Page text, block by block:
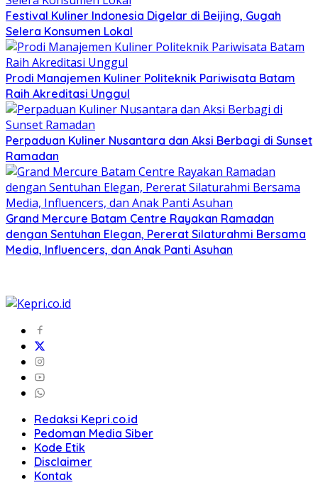
Festival Kuliner Indonesia Digelar di Beijing, Gugah
Selera Konsumen Lokal
Prodi Manajemen Kuliner Politeknik Pariwisata Batam
Raih Akreditasi Unggul
Perpaduan Kuliner Nusantara dan Aksi Berbagi di Sunset
Ramadan
Grand Mercure Batam Centre Rayakan Ramadan
dengan Sentuhan Elegan, Pererat Silaturahmi Bersama
Media, Influencers, dan Anak Panti Asuhan
Redaksi Kepri.co.id
Pedoman Media Siber
Kode Etik
Disclaimer
Kontak